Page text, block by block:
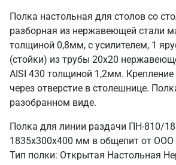
Полка настольная для столов со
разборная из нержавеющей стали
толщиной 0,8мм, с усилителем, 1
(стойки) из трубы 20х20
AISI 430 толщиной 1,2мм. Крепление
через отверстие в столешнице.
разобранном виде.
Полка для линии раздачи ПН-810/
1835х300х400 мм в общепит от ООО
Тип полки: Открытая Настольная